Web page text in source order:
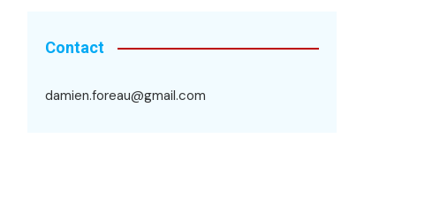
Contact
damien.foreau@gmail.com